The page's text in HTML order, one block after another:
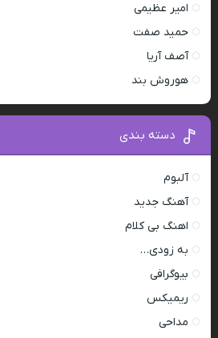
امیر عظیمی
حمید صفت
آصف آریا
هوروش بند
دسته بندی
آلبوم
آهنگ جدید
اهنگ بی کلام
به زودی…
بیوگرافی
ریمیکس
مداحی